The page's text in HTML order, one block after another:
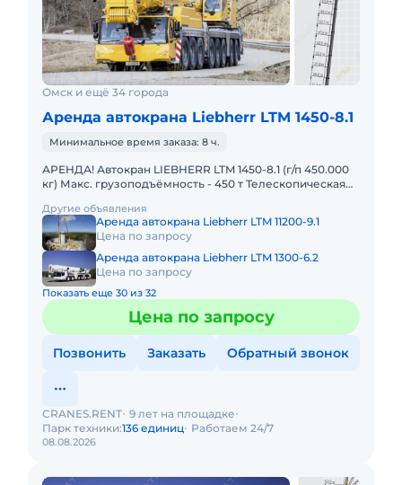
Омск и ещё 34 города
Аренда автокрана Liebherr LTM 1450-8.1
Минимальное время заказа: 8 ч.
АРЕНДА! Автокран LIEBHERR LTM 1450-8.1 (г/п 450.000
кг) Макс. грузоподъёмность - 450 т Телескопическая
Другие объявления
Аренда автокрана Liebherr LTM 11200-9.1
Цена по запросу
Аренда автокрана Liebherr LTM 1300-6.2
Цена по запросу
Показать еще 30 из 32
Цена по запросу
Позвонить Заказать Обратный звонок
08.08.2026
CRANES.RENT 9 лет на площадке
Парк техники:136 единиц Работаем 24/7